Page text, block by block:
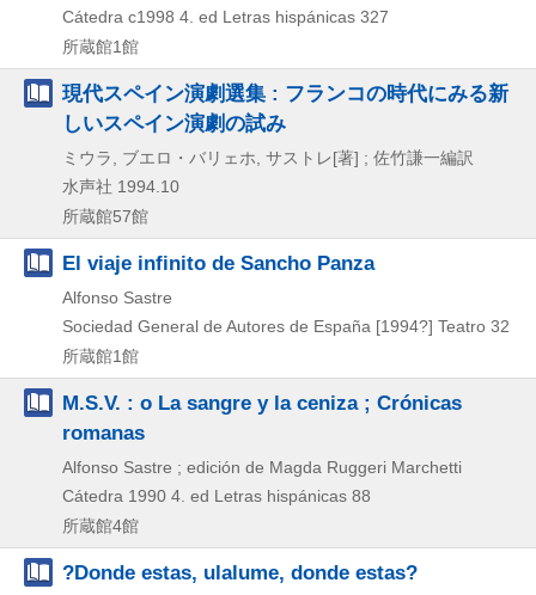
Cátedra c1998 4. ed Letras hispánicas 327
所蔵館1館
現代スペイン演劇選集 : フランコの時代にみる新
しいスペイン演劇の試み
ミウラ, ブエロ・バリェホ, サストレ[著] ; 佐竹謙一編訳
水声社 1994.10
所蔵館57館
El viaje infinito de Sancho Panza
Alfonso Sastre
Sociedad General de Autores de España [1994?] Teatro 32
所蔵館1館
M.S.V. : o La sangre y la ceniza ; Crónicas
romanas
Alfonso Sastre ; edición de Magda Ruggeri Marchetti
Cátedra 1990 4. ed Letras hispánicas 88
所蔵館4館
?Donde estas, ulalume, donde estas?